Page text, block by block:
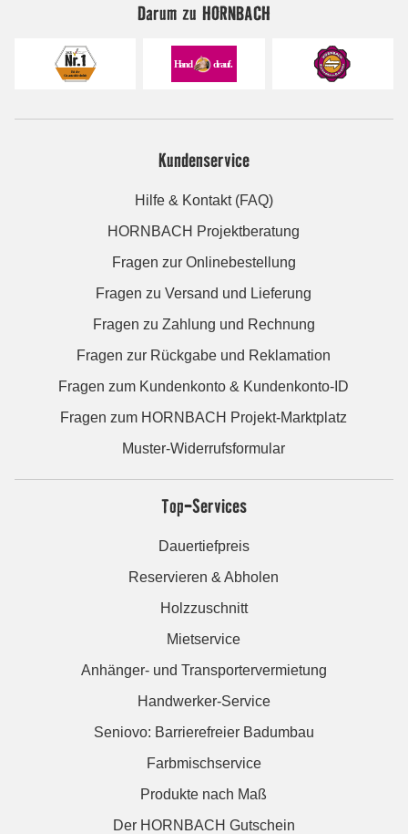
Darum zu HORNBACH
Kundenservice
Hilfe & Kontakt (FAQ)
HORNBACH Projektberatung
Fragen zur Onlinebestellung
Fragen zu Versand und Lieferung
Fragen zu Zahlung und Rechnung
Fragen zur Rückgabe und Reklamation
Fragen zum Kundenkonto & Kundenkonto-ID
Fragen zum HORNBACH Projekt-Marktplatz
Muster-Widerrufsformular
Top-Services
Dauertiefpreis
Reservieren & Abholen
Holzzuschnitt
Mietservice
Anhänger- und Transportervermietung
Handwerker-Service
Seniovo: Barrierefreier Badumbau
Farbmischservice
Produkte nach Maß
Der HORNBACH Gutschein